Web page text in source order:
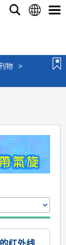
搜
语
选
物
>